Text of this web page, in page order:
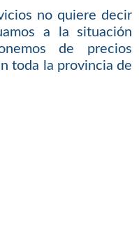
no quiere decir
a la situación
de precios
toda la provincia de